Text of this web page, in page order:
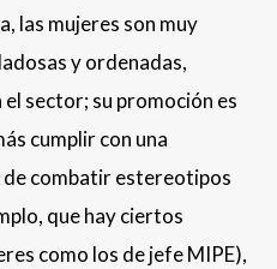
las mujeres son muy
y ordenadas,
sector; su promoción es
cumplir con una
combatir estereotipos
que hay ciertos
como los de jefe MIPE),